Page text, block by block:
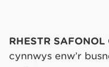
RHESTR SAFONOL
cynnwys enw’r